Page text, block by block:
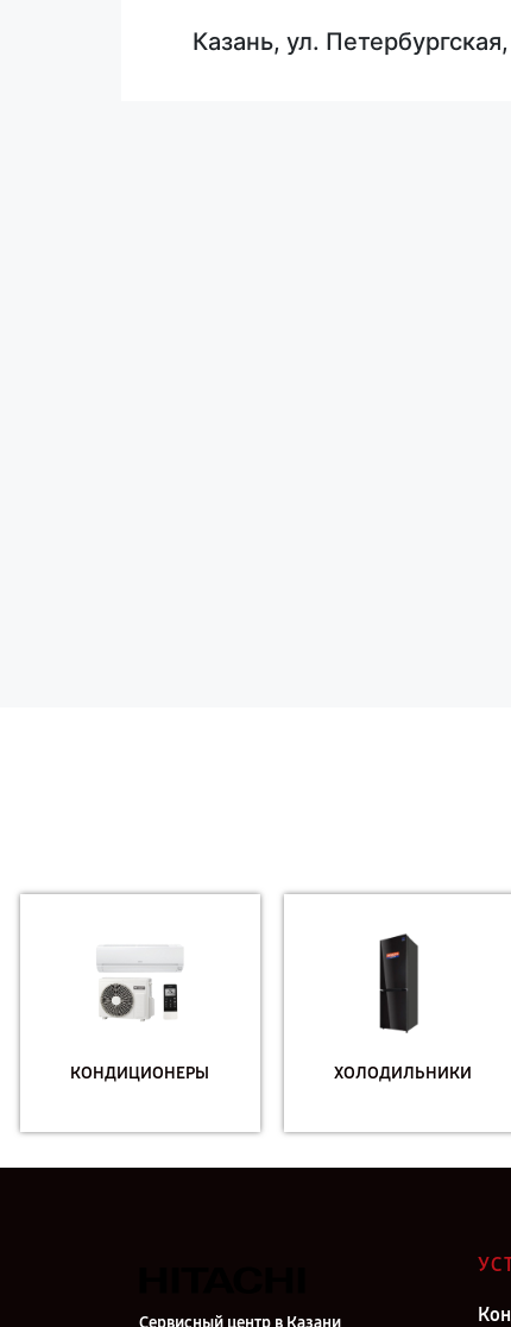
Казань, ул. Петербургская,
КОНДИЦИОНЕРЫ ХОЛОДИЛЬНИКИ
Сервисный центр в Казани